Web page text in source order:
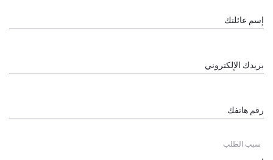
إسم عائلتك
بريدك الإلكتروني
رقم هاتفك
سبب الطلب